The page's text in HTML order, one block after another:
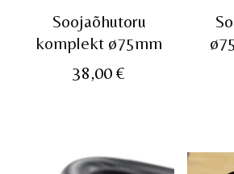
Soojaõhutoru
komplekt ø75mm
38,00€